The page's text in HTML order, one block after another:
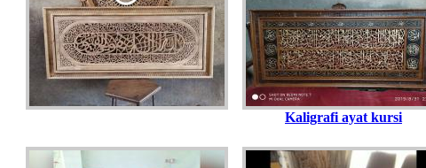
Kaligrafi ayat kursi